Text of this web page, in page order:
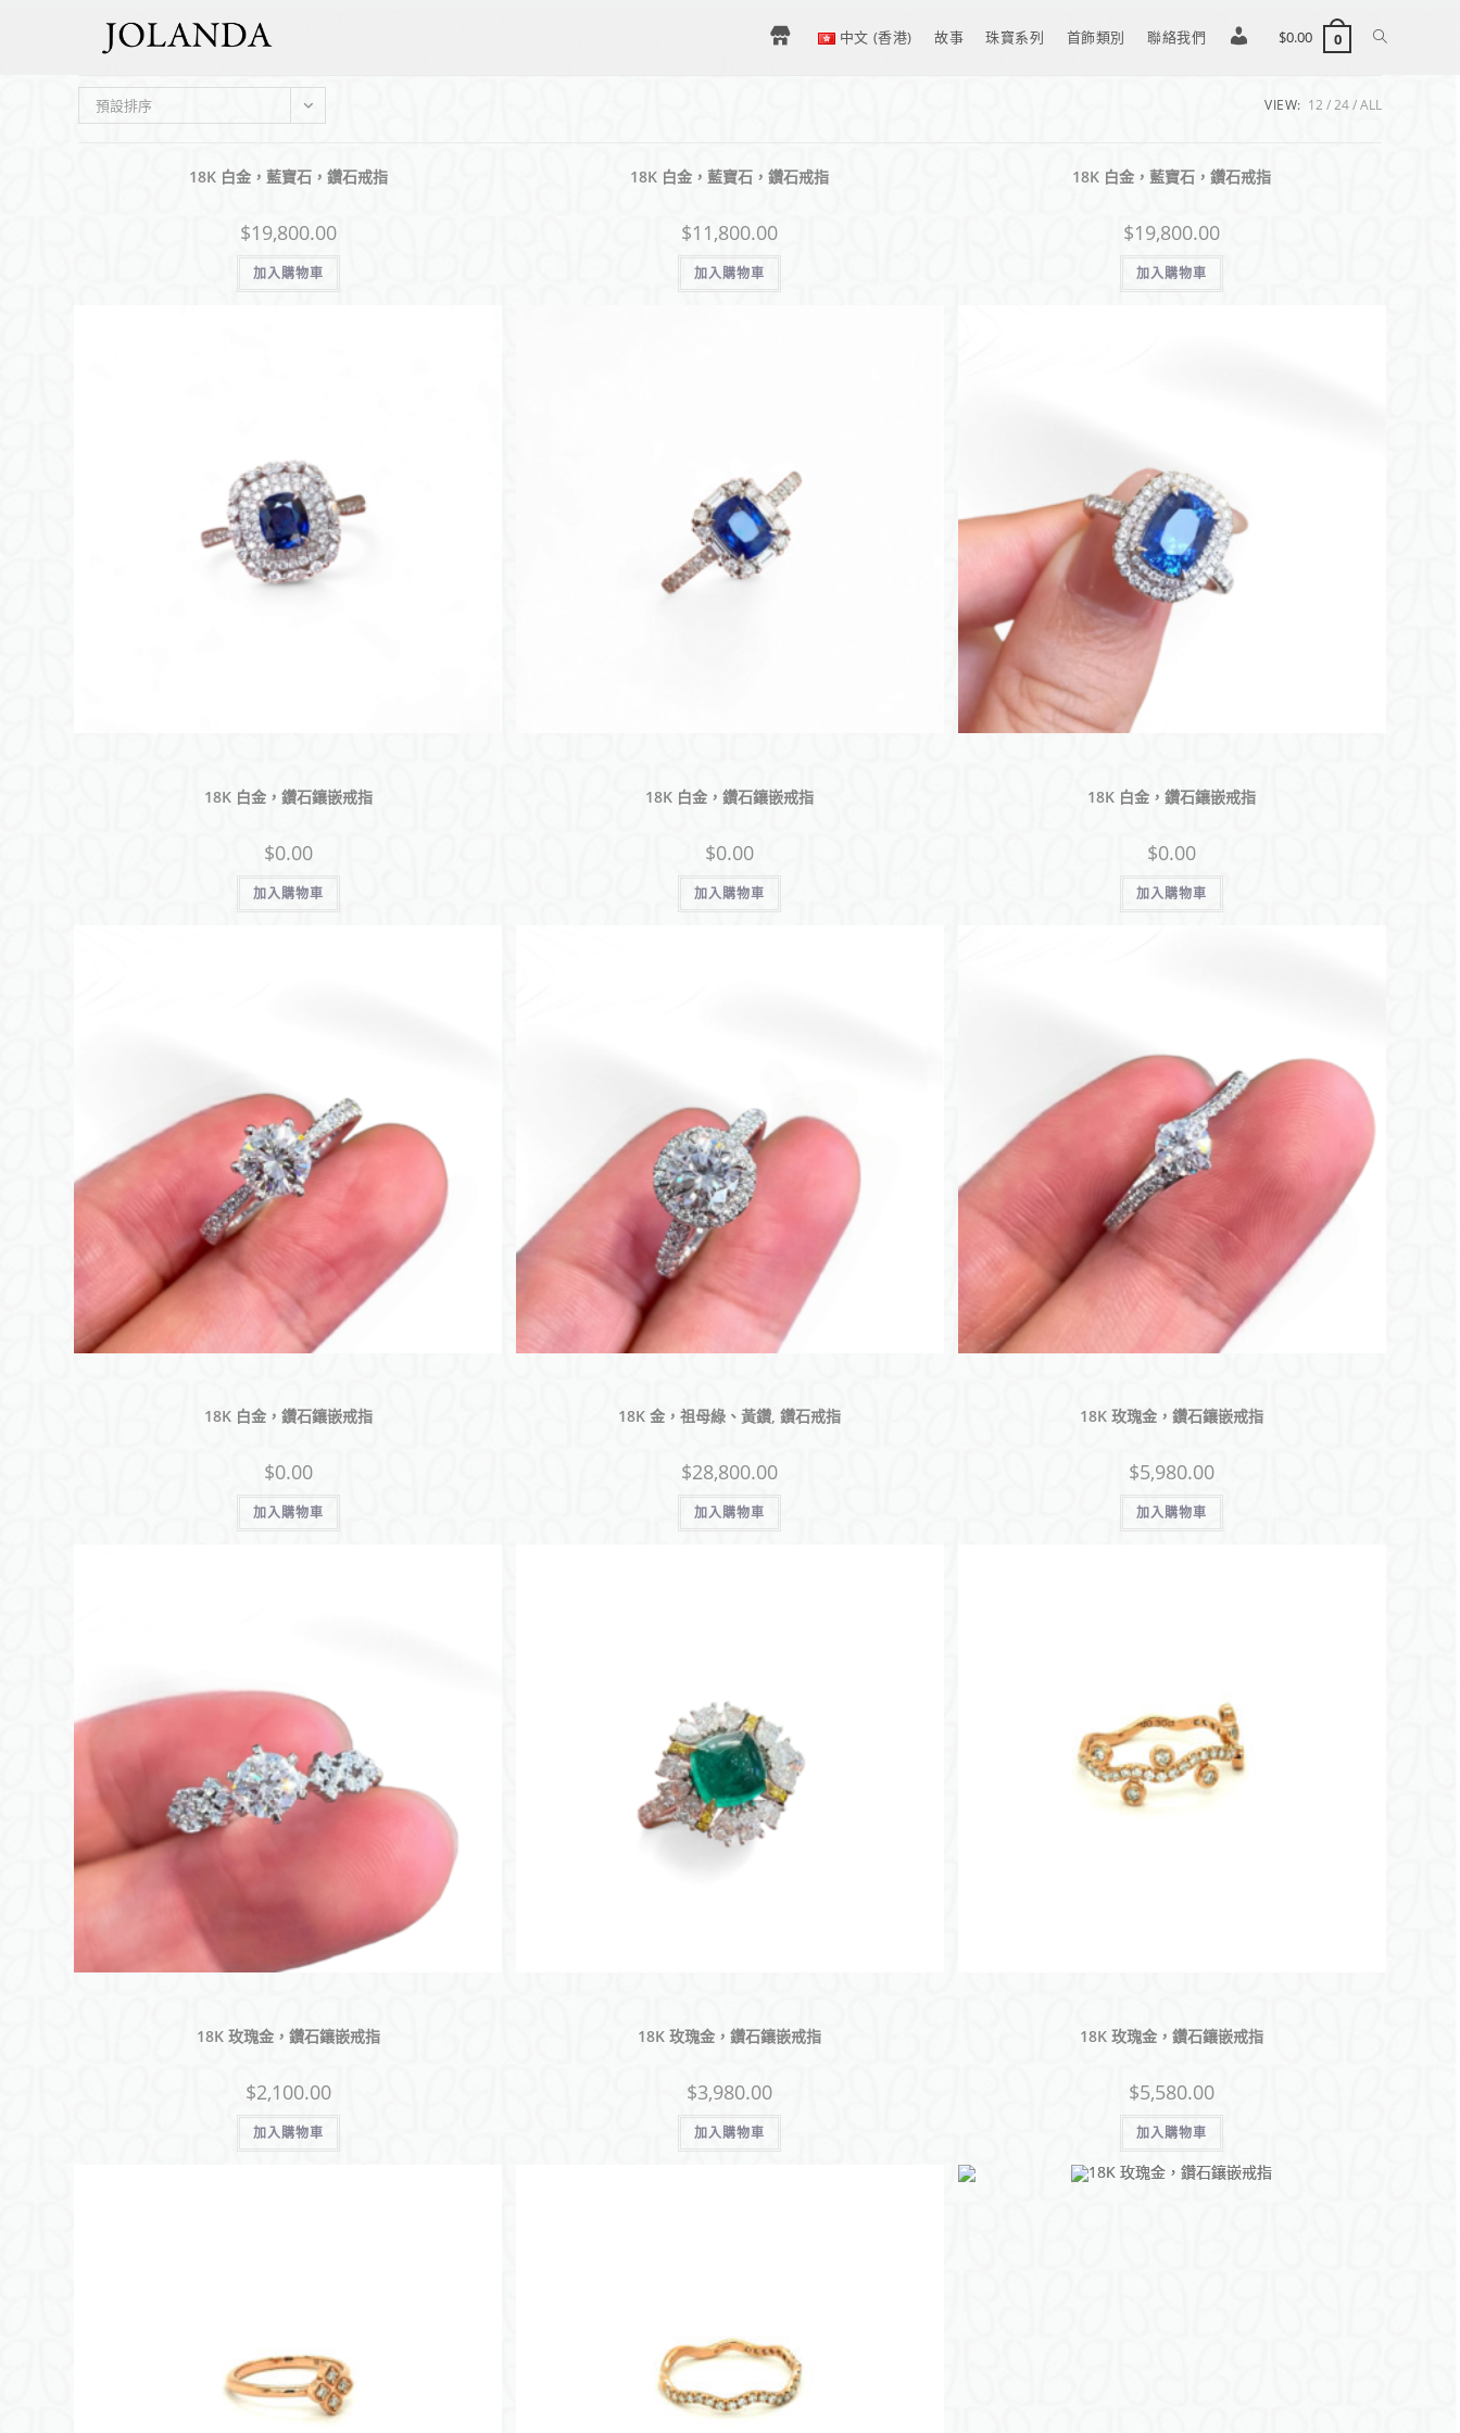
M
文
中文 (香港) 故事 珠寶系列 首飾類別 聯絡我們
入
/
$0.00 0
預設排序 VIEW: 12 24 ALL
18K 白金，藍寶石，鑽石戒指
$19,800.00
加入購物車
18K 白金，藍寶石，鑽石戒指
$11,800.00
加入購物車
18K 白金，藍寶石，鑽石戒指
$19,800.00
加入購物車
18K 白金，鑽石鑲嵌戒指
$0.00
加入購物車
18K 白金，鑽石鑲嵌戒指
$0.00
加入購物車
18K 白金，鑽石鑲嵌戒指
$0.00
加入購物車
18K 白金，鑽石鑲嵌戒指
$0.00
加入購物車
18K 金，祖母綠、黃鑽, 鑽石戒指
$28,800.00
加入購物車
18K 玫瑰金，鑽石鑲嵌戒指
$5,980.00
加入購物車
18K 玫瑰金，鑽石鑲嵌戒指
$2,100.00
加入購物車
18K 玫瑰金，鑽石鑲嵌戒指
$3,980.00
加入購物車
18K 玫瑰金，鑽石鑲嵌戒指
$5,580.00
加入購物車